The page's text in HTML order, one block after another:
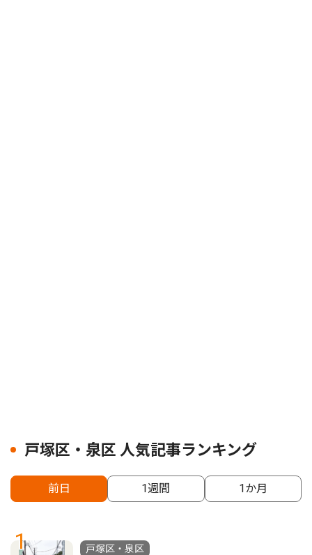
戸塚区・泉区 人気記事ランキング
前日 1週間 1か月
1
戸塚区・泉区